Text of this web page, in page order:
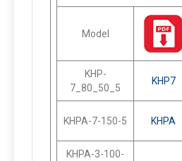
Model
KHP-
7_80_50_5
KHP7
KHPA-7-150-5 KHPA
KHPA-3-100-